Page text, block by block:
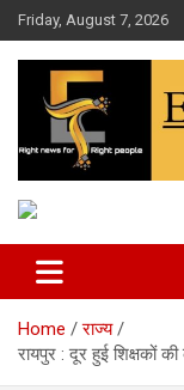
Skip
to
content
Friday, August 7, 2026
Edition
Home
राज्य
रायपुर : दूर हुई शिक्षकों की